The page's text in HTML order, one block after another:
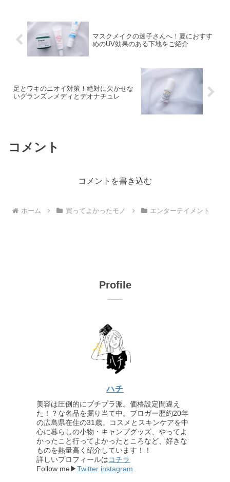
マスクメイクの迷子さんへ！夏におすす
めのUV効果のある下地をご紹介
足とワキのニオイ対策！絶対に欠かせな
いグランズレメディとデオナチュレ
コメント
コメントを書き込む
ホーム 買ってよかったモノ エンターテイメント
Profile
ハチ
美容は圧倒的にプチプラ派。価格設定間違え
た！？な名品を掘り当て中。ブロガー歴約20年
の広島県在住の31歳。コスメとスキンケアを中
心に暮らしの小物・キャンプグッズ、やってよ
かったこと行ってよかったところなど、好きな
ものを熱量高く紹介しています！！
詳しいプロフィールはコチラ
Follow me▶Twitter instagram